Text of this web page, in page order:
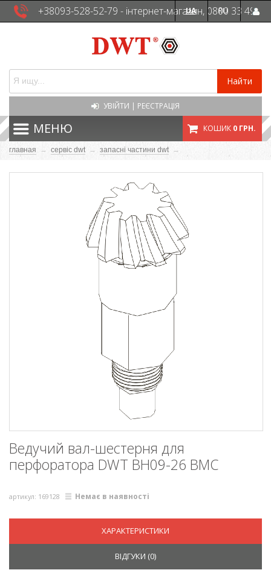
+38093-528-52-79 - інтернет-магазин, 0800 33 49
UA RU
Найти
УВІЙТИ | РЕЄСТРАЦІЯ
МЕНЮ КОШИК 0 ГРН.
главная → сервіс dwt → запасні частини dwt →
Ведучий вал-шестерня для
перфоратора DWT BH09-26 BMC
артикул: 169128 Немає в наявності
ХАРАКТЕРИСТИКИ
ВІДГУКИ (0)